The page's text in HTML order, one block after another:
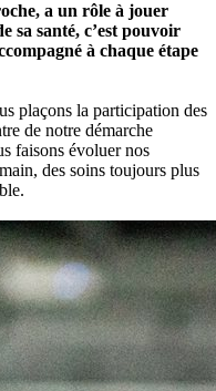
a un rôle à jouer
sa santé, c’est pouvoir
à chaque étape
plaçons la participation des
de notre démarche
faisons évoluer nos
des soins toujours plus